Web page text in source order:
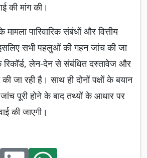
की मांग की।
पारिवारिक संबंधों और वित्तीय
सभी पहलुओं की गहन जांच की जा
रिकॉर्ड, लेन-देन से संबंधित दस्तावेज और
जा रही है। साथ ही दोनों पक्षों के बयान
पूरी होने के बाद तथ्यों के आधार पर
की जाएगी।